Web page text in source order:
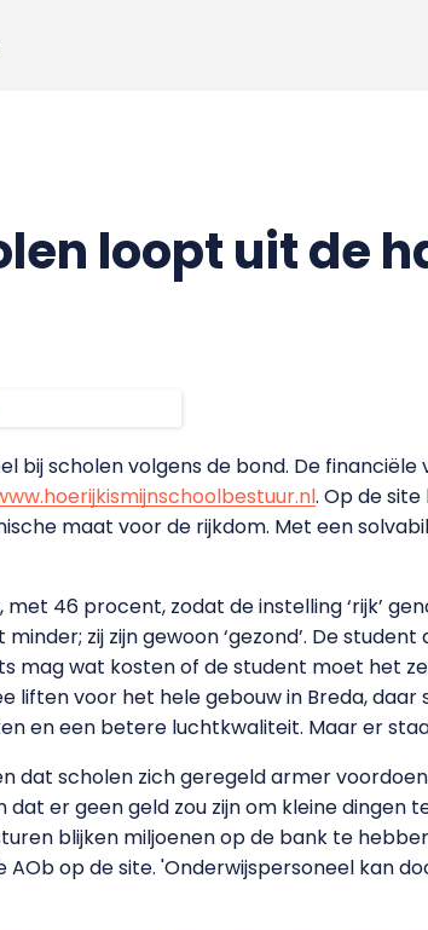
loopt uit de
bij scholen volgens de bond. De
. Op de
maat voor de rijkdom. Met een
46 procent, zodat de instelling ‘rijk’
zij zijn gewoon ‘gezond’. De student
mag wat kosten of de student moet het
liften voor het hele gebouw in Breda,
en een betere luchtkwaliteit. Maar er
dat scholen zich geregeld armer
er geen geld zou zijn om kleine dingen
blijken miljoenen op de bank te
op de site. 'Onderwijspersoneel kan